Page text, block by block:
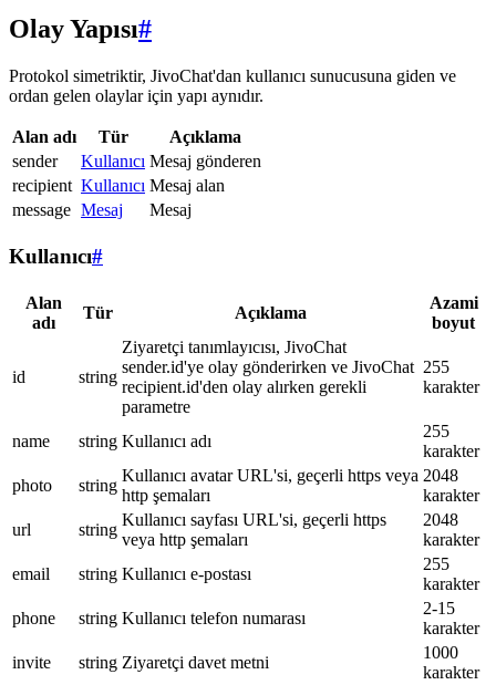
Olay Yapısı#
Protokol simetriktir, JivoChat'dan kullanıcı sunucusuna giden ve
ordan gelen olaylar için yapı aynıdır.
Alan adı Tür
Açıklama
sender
Kullanıcı Mesaj gönderen
recipient Kullanıcı Mesaj alan
message Mesaj Mesaj
Kullanıcı#
Alan
adı
Tür Açıklama
Azami
boyut
id string
Ziyaretçi tanımlayıcısı, JivoChat
sender.id'ye olay gönderirken ve JivoChat
recipient.id'den olay alırken gerekli
parametre
255
karakter
name string Kullanıcı adı
255
karakter
photo
string
Kullanıcı avatar URL'si, geçerli https veya
http şemaları
2048
karakter
url
string
Kullanıcı sayfası URL'si, geçerli https
veya http şemaları
2048
karakter
email
string Kullanıcı e-postası
255
karakter
phone
string Kullanıcı telefon numarası
2-15
karakter
invite
string Ziyaretçi davet metni
1000
karakter